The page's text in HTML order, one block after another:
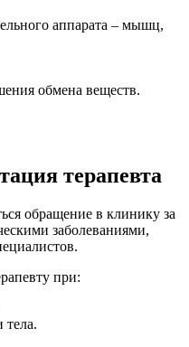
аппарата – мышц,
обмена веществ.
терапевта
обращение в клинику за
заболеваниями,
при:
тела.